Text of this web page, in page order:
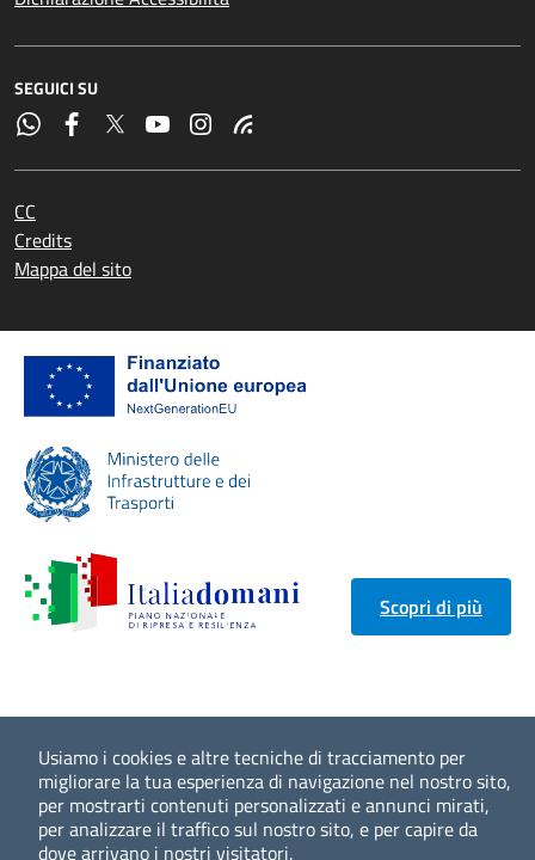
Usiamo i cookies e altre tecniche di tracciamento per
migliorare la tua esperienza di navigazione nel nostro sito,
per mostrarti contenuti personalizzati e annunci mirati,
per analizzare il traffico sul nostro sito, e per capire da
dove arrivano i nostri visitatori.
SEGUICI SU
CC
Credits
Mappa del sito
Scopri di più